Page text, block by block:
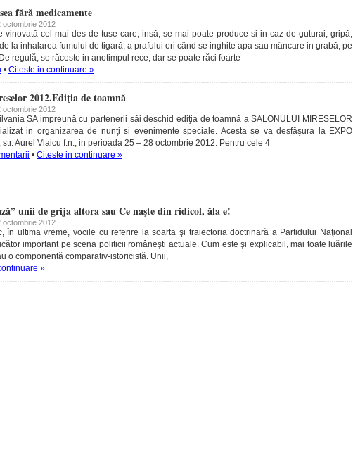
fără medicamente
octombrie 2012
vinovată cel mai des de tuse care, insă, se mai poate produce si in caz de guturai, gripă,
la inhalarea fumului de tigară, a prafului ori când se inghite apa sau mâncare in grabă, pe
regulă, se răceste in anotimpul rece, dar se poate răci foarte
• Citeste in continuare »
2012.Ediţia de toamnă
octombrie 2012
SA impreună cu partenerii săi deschid ediţia de toamnă a SALONULUI MIRESELOR
in organizarea de nunţi si evenimente speciale. Acesta se va desfăşura la EXPO
Aurel Vlaicu f.n., in perioada 25 – 28 octombrie 2012. Pentru cele 4
• Citeste in continuare »
unii de grija altora sau Ce naşte din ridicol, ăla e!
octombrie 2012
în ultima vreme, vocile cu referire la soarta şi traiectoria doctrinară a Partidului Naţional
important pe scena politicii româneşti actuale. Cum este şi explicabil, mai toate luările
o componentă comparativ-istoricistă. Unii,
»